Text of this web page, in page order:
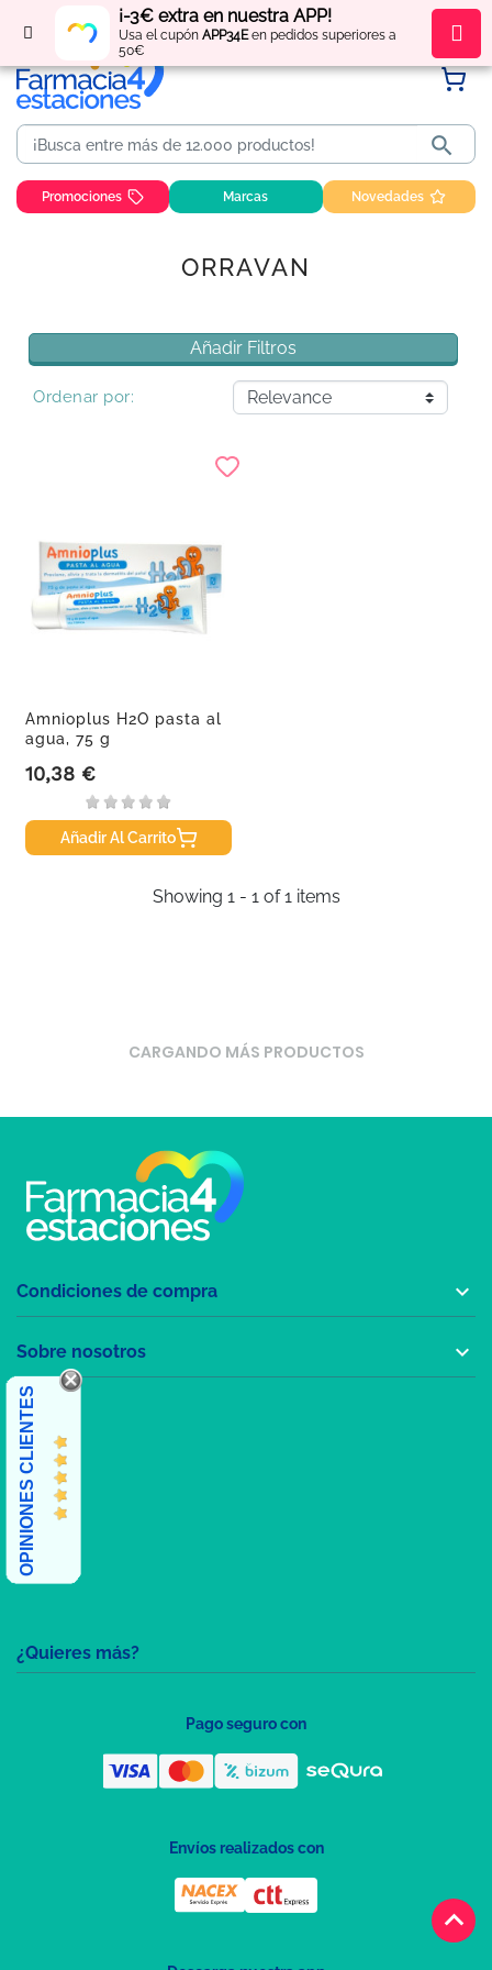
¡-3€ extra en nuestra APP!
Usa el cupón APP34Een pedidos superiores a
50€
Regístratey obténpuntos por tus compras

Promociones Marcas Novedades
ORRAVAN
Añadir Filtros
Ordenar por:
Amnioplus H2O pasta al
agua, 75 g
Precio
10,38 €
Añadir Al Carrito
Showing 1 - 1 of 1 items
CARGANDO MÁS PRODUCTOS
keyboard_arrow_up
¿Quieres más?
Condiciones de compra 
Sobre nosotros 
OPINIONES CLIENTES
Pago seguro con
Envíos realizados con